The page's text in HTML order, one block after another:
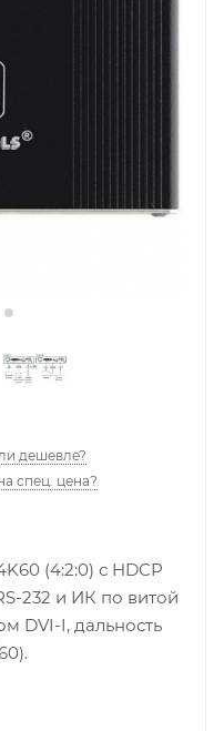
дешевле?
спец. цена?
(4:2:0) с HDCP
232 и ИК по витой
DVI-I, дальность